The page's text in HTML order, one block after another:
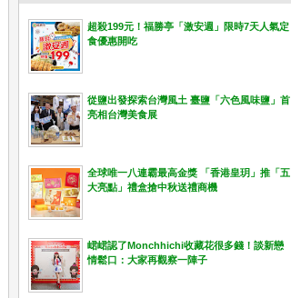
超殺199元！福勝亭「激安週」限時7天人氣定
食優惠開吃
從鹽出發探索台灣風土 臺鹽「六色風味鹽」首
亮相台灣美食展
全球唯一八連霸最高金獎 「香港皇玥」推「五
大亮點」禮盒搶中秋送禮商機
峮峮認了Monchhichi收藏花很多錢！談新戀
情鬆口：大家再觀察一陣子